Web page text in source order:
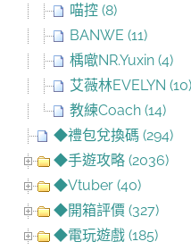
喵控 (8)
BANWE (11)
楀噷NR.Yuxin (4)
艾薇林EVELYN (10)
教練Coach (14)
◆禮包兌換碼 (294)
◆手遊攻略 (2036)
◆Vtuber (40)
◆開箱評價 (327)
◆電玩遊戲 (185)